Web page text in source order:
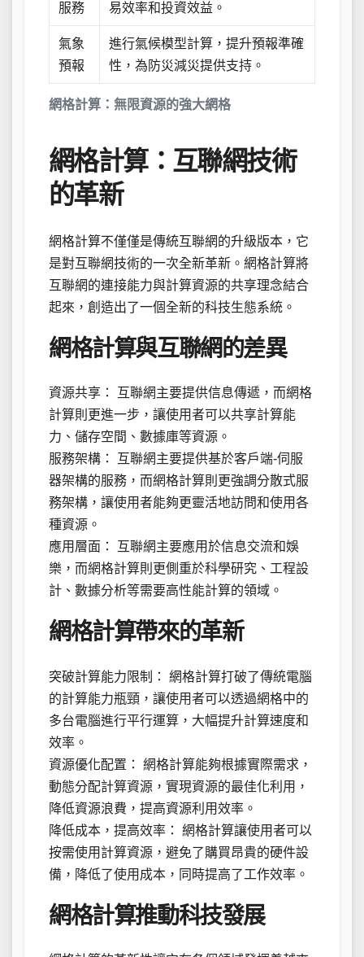
網格計算：無限資源的強大網格
服務
易效率和投資效益。
氣象
預報
進行氣候模型計算，提升預報準確
性，為防災減災提供支持。
網格計算：互聯網技術
的革新
網格計算不僅僅是傳統互聯網的升級版本，它
是對互聯網技術的一次全新革新。網格計算將
互聯網的連接能力與計算資源的共享理念結合
起來，創造出了一個全新的科技生態系統。
網格計算與互聯網的差異
資源共享： 互聯網主要提供信息傳遞，而網格
計算則更進一步，讓使用者可以共享計算能
力、儲存空間、數據庫等資源。
服務架構： 互聯網主要提供基於客戶端-伺服
器架構的服務，而網格計算則更強調分散式服
務架構，讓使用者能夠更靈活地訪問和使用各
種資源。
應用層面： 互聯網主要應用於信息交流和娛
樂，而網格計算則更側重於科學研究、工程設
計、數據分析等需要高性能計算的領域。
網格計算帶來的革新
突破計算能力限制： 網格計算打破了傳統電腦
的計算能力瓶頸，讓使用者可以透過網格中的
多台電腦進行平行運算，大幅提升計算速度和
效率。
資源優化配置： 網格計算能夠根據實際需求，
動態分配計算資源，實現資源的最佳化利用，
降低資源浪費，提高資源利用效率。
降低成本，提高效率： 網格計算讓使用者可以
按需使用計算資源，避免了購買昂貴的硬件設
備，降低了使用成本，同時提高了工作效率。
網格計算推動科技發展